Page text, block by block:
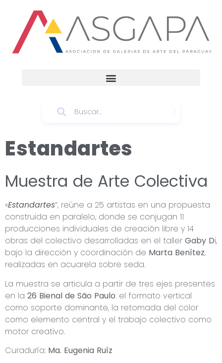
Estandartes
Muestra de Arte Colectiva
«Estandartes”, reúne a 25 artistas en una propuesta
construida en paralelo, donde se conjugan 11
producciones individuales de creación libre y 14
obras del colectivo desarrolladas en el taller Gaby Di,
bajo la dirección y coordinación de Marta Benítez,
realizadas en acuarela sobre seda.
La muestra se articula a partir de tres ejes presentes
en la 26 Bienal de São Paulo: el formato vertical
como soporte dominante, la retomada del color
como elemento central y el trabajo colectivo como
motor creativo.
Curaduría: Ma. Eugenia Ruíz